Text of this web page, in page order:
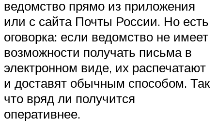
ведомство прямо из приложения
или с сайта Почты России. Но есть
оговорка: если ведомство не имеет
возможности получать письма в
электронном виде, их распечатают
и доставят обычным способом. Так
что вряд ли получится
оперативнее.